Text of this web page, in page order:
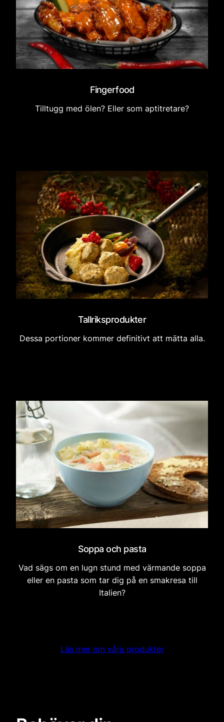
Fingerfood
Tilltugg med ölen? Eller som aptitretare?
Tallriksprodukter
Dessa portioner kommer definitivt att mätta alla.
Soppa och pasta
Vad sägs om en lugn stund med värmande soppa
eller en pasta som tar dig på en smakresa till
Italien?
Läs mer om våra produkter